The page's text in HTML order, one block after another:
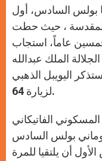
p
g
e
r
k
1994، كان البابا بولس السادس، أول
، حيث حطت
عاماً، استجاب
الملك عبدالله
اليويبل الذهبي
لزيارة 64.
الفاتيكاني
بولس السادس
أن يلتقيا للمرة